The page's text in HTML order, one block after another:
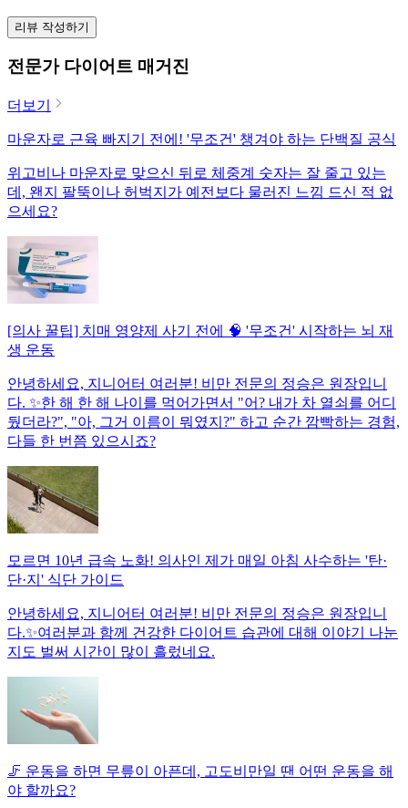
리뷰 작성하기
전문가 다이어트 매거진
더보기
마운자로 근육 빠지기 전에! '무조건' 챙겨야 하는 단백질 공식
위고비나 마운자로 맞으신 뒤로 체중계 숫자는 잘 줄고 있는
데, 왠지 팔뚝이나 허벅지가 예전보다 물러진 느낌 드신 적 없
으세요?
[의사 꿀팁] 치매 영양제 사기 전에 🧠 '무조건' 시작하는 뇌 재
생 운동
안녕하세요, 지니어터 여러분! 비만 전문의 정승은 원장입니
다. ✨한 해 한 해 나이를 먹어가면서 "어? 내가 차 열쇠를 어디
뒀더라?", "아, 그거 이름이 뭐였지?" 하고 순간 깜빡하는 경험,
다들 한 번쯤 있으시죠?
모르면 10년 급속 노화! 의사인 제가 매일 아침 사수하는 '탄·
단·지' 식단 가이드
안녕하세요, 지니어터 여러분! 비만 전문의 정승은 원장입니
다.✨여러분과 함께 건강한 다이어트 습관에 대해 이야기 나눈
지도 벌써 시간이 많이 흘렀네요.
🦵 운동을 하면 무릎이 아픈데, 고도비만일 땐 어떤 운동을 해
야 할까요?